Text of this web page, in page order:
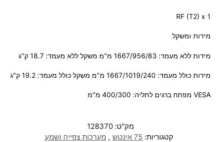
RF (T2) x 1
מידות ומשקל
מידות ללא מעמד: 1667/956/83 מ"מ משקל ללא מעמד: 18.7 ק"ג
מידות כולל מעמד: 1667/1019/240 מ"מ משקל כולל מעמד: 19.2 ק"ג
VESA מפתח ברגים לתליה: 400/300 מ"מ
מק"ט:128370
קטגוריות: 75 אינטש , מערכות צפייה ושמע